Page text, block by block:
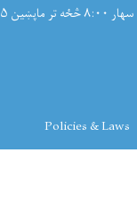
سهار ۸:۰۰ څځه تر ماپښین ۳:۴۵
Policies & Laws